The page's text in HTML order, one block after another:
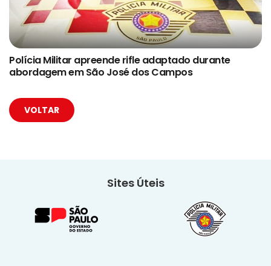
Polícia Militar apreende rifle adaptado durante
abordagem em São José dos Campos
VOLTAR
Sites Úteis